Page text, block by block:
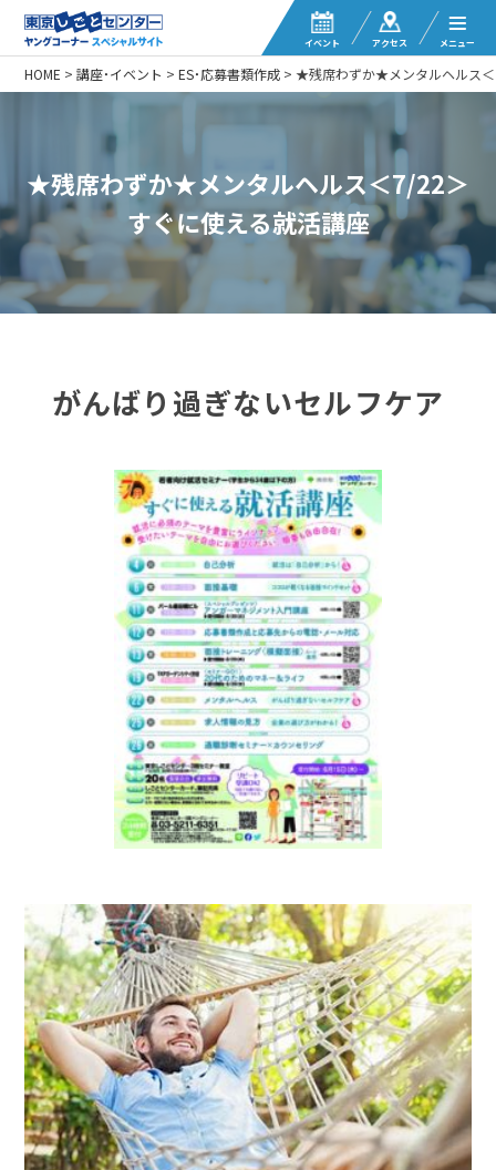
イベント アクセス メニュー
HOME >講座・イベント >ES・応募書類作成 >★残席わずか★メンタルヘルス
★残席わずか★メンタルヘルス＜7/22＞
すぐに使える就活講座
がんばり過ぎないセルフケア